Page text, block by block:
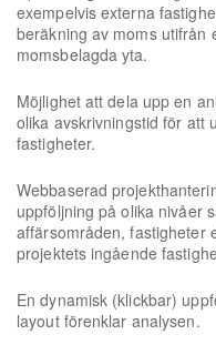
exempelvis externa
beräkning av moms utifrån
momsbelagda yta.
Möjlighet att dela upp en
olika avskrivningstid för att
fastigheter.
Webbaserad
uppföljning på olika nivåer
affärsområden, fastigheter
projektets ingående
En dynamisk (klickbar)
layout förenklar analysen.